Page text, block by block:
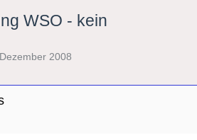
WSO - kein
2008